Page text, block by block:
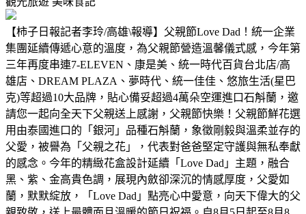
【柿子日報記者李玲/高雄\報導】父親節Love Dad！統一企業
集團延續傳遞心意的溫度，為父親節營造溫馨儀式感，今年第
三年再度串連7-ELEVEN、康是美、統一時代百貨台北店/高
雄店、DREAM PLAZA、夢時代、統一佳佳、悠旅生活(星巴
克)等超過10大品牌，貼心備妥超過4萬朵空運進口石斛蘭，邀
請您一起向全天下父親送上感謝，父親節快樂！父親節鮮花選
用由泰國進口的「銀河」品種石斛蘭，象徵剛毅與溫柔並存的
父愛，被譽為「父親之花」，代表對爸爸堅定守護與無私奉獻
的感念。今年的精緻花盒設計延續「Love Dad」主題，融合
黑、紫、金高貴色調，展現內斂卻深沉的情感厚度，父愛如
蘭，默默綻放，「Love Dad」點亮心中愛意，向天下偉大的父